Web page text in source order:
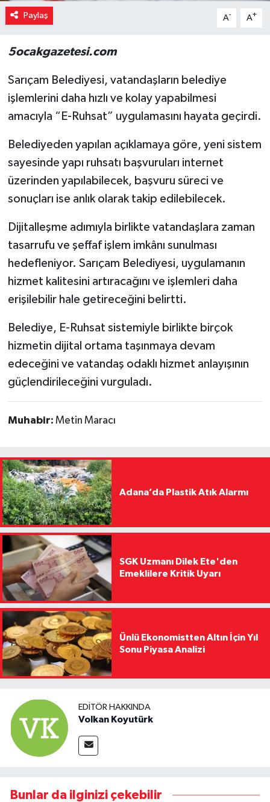
Paylaş A- A+
5ocakgazetesi.com
Sarıçam Belediyesi, vatandaşların belediye
işlemlerini daha hızlı ve kolay yapabilmesi
amacıyla “E-Ruhsat” uygulamasını hayata geçirdi.
Belediyeden yapılan açıklamaya göre, yeni sistem
sayesinde yapı ruhsatı başvuruları internet
üzerinden yapılabilecek, başvuru süreci ve
sonuçları ise anlık olarak takip edilebilecek.
Dijitalleşme adımıyla birlikte vatandaşlara zaman
tasarrufu ve şeffaf işlem imkânı sunulması
hedefleniyor. Sarıçam Belediyesi, uygulamanın
hizmet kalitesini artıracağını ve işlemleri daha
erişilebilir hale getireceğini belirtti.
Belediye, E-Ruhsat sistemiyle birlikte birçok
hizmetin dijital ortama taşınmaya devam
edeceğini ve vatandaş odaklı hizmet anlayışının
güçlendirileceğini vurguladı.
Muhabir: Metin Maracı
Adana’da Plastik Atık Alarmı
SGK Uzmanı Dilek Ete'den
Emeklilere Kritik Uyarı
Ünlü Ekonomistten Altın İçin Yıl
Sonu Piyasa Analizi
EDITÖR HAKKINDA
Volkan Koyutürk
Bunlar da ilginizi çekebilir